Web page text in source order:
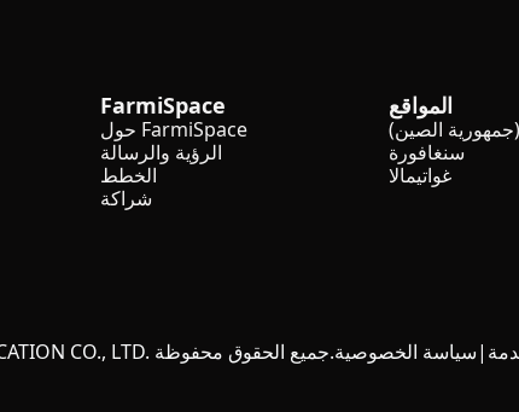
FarmiSpace
حول FarmiSpace
الرؤية والرسالة
الخطط
شراكة
المواقع
(جمهورية الصين)
سنغافورة
غواتيمالا
© 2024 DATAYOO APPLICATION CO., LTD. جميع الحقوق محفوظة.سياسة الخصوصية|